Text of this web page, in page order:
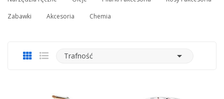
Zabawki
Akcesoria Chemia
Trafność 